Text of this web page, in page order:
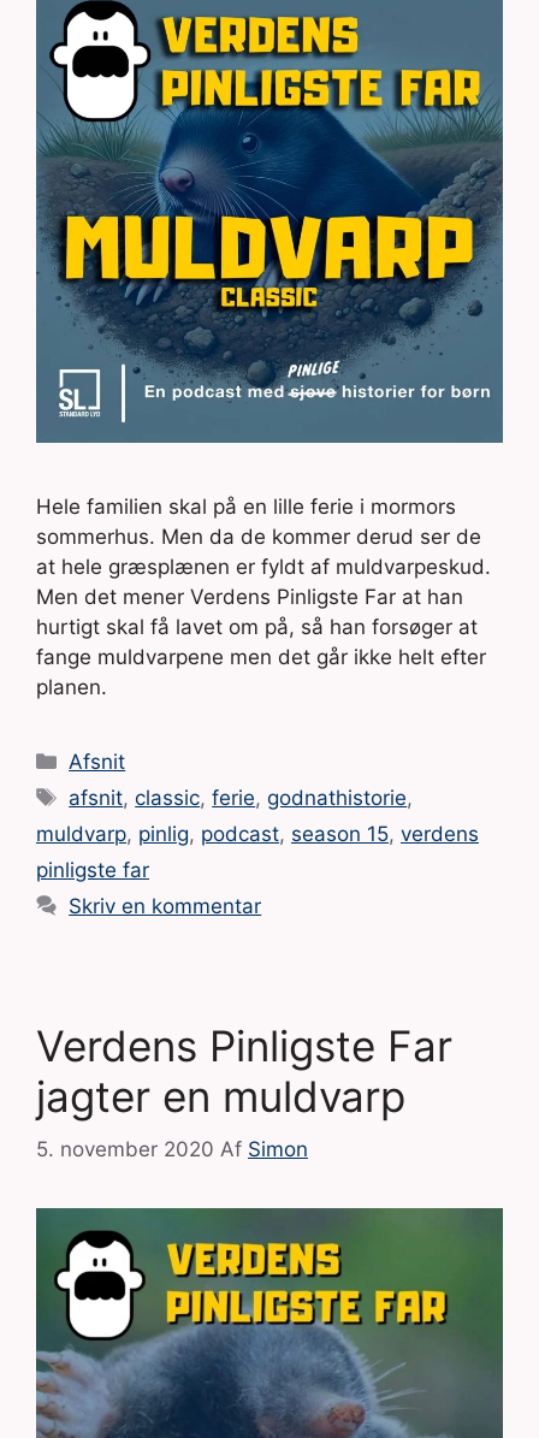
Hele familien skal på en lille ferie i mormors
sommerhus. Men da de kommer derud ser de
at hele græsplænen er fyldt af muldvarpeskud.
Men det mener Verdens Pinligste Far at han
hurtigt skal få lavet om på, så han forsøger at
fange muldvarpene men det går ikke helt efter
planen.
Kategorier
Afsnit
Tags
afsnit,classic,ferie,godnathistorie,
muldvarp, pinlig, podcast, season 15, verdens
pinligste far
Skriv en kommentar
Verdens Pinligste Far
jagter en muldvarp
5. november 2020 Af Simon